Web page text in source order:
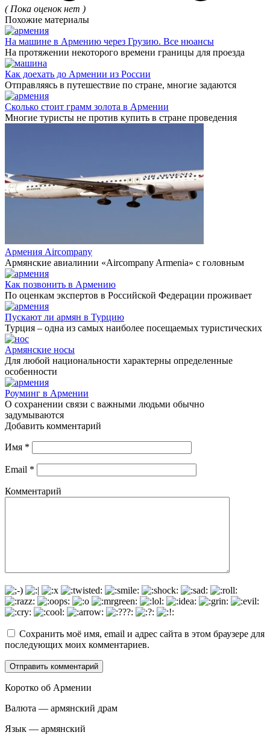
( Пока оценок нет )
Похожие материалы
На машине в Армению через Грузию. Все нюансы
На протяжении некоторого времени границы для проезда
Как доехать до Армении из России
Отправляясь в путешествие по стране, многие задаются
Сколько стоит грамм золота в Армении
Многие туристы не против купить в стране проведения
Армения Aircompany
Армянские авиалинии «Aircompany Armenia» с головным
Как позвонить в Армению
По оценкам экспертов в Российской Федерации проживает
Пускают ли армян в Турцию
Турция – одна из самых наиболее посещаемых туристических
Армянские носы
Для любой национальности характерны определенные
особенности
Роуминг в Армении
О сохранении связи с важными людьми обычно
задумываются
Добавить комментарий
Имя *
Email *
Комментарий
Сохранить моё имя, email и адрес сайта в этом браузере для
последующих моих комментариев.
Коротко об Армении
Валюта — армянский драм
Язык — армянский